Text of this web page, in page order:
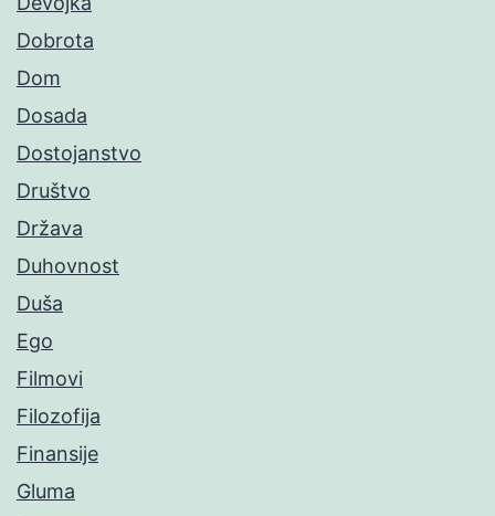
Dobrota
Dom
Dosada
Dostojanstvo
Društvo
Država
Duhovnost
Duša
Ego
Filmovi
Filozofija
Finansije
Gluma